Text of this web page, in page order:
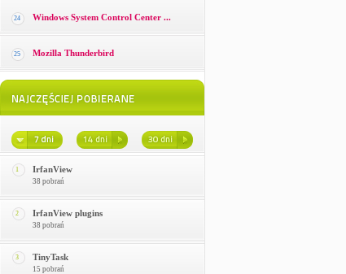
24 Windows System Control Center ...
25 Mozilla Thunderbird
1 IrfanView
38 pobrań
2 IrfanView plugins
38 pobrań
3 TinyTask
15 pobrań